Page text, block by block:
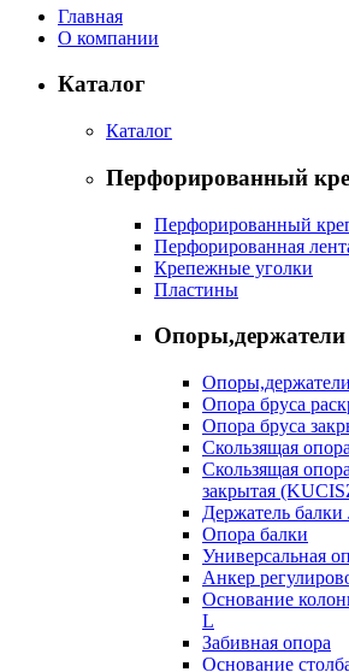
Главная
О компании
Каталог
Каталог
Перфорированный
Перфорированный
Перфорированная
Крепежные уголки
Пластины
Опоры,держатели
Опора бруса
Опора бруса
Скользящая
Скользящая
закрытая
Держатель
Опора балки
Универсальная
Анкер
Основание
L
Забивная опора
Основание